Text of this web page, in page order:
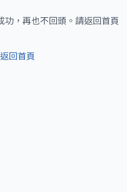
功，再也不回頭。請返回首頁
返回首頁